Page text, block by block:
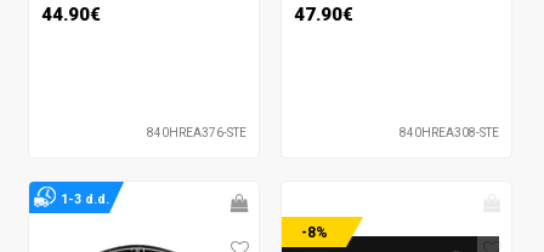
44.90€
840HREA376-STE
47.90€
840HREA308-STE
1-3 d.d.
-8%